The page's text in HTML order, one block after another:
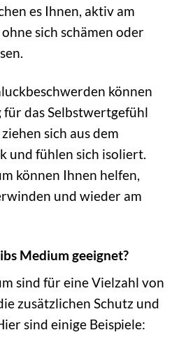
es Ihnen, aktiv am
sich schämen oder
können
das Selbstwertgefühl
sich aus dem
und fühlen sich isoliert.
können Ihnen helfen,
und wieder am
Medium geeignet?
sind für eine Vielzahl von
zusätzlichen Schutz und
sind einige Beispiele: